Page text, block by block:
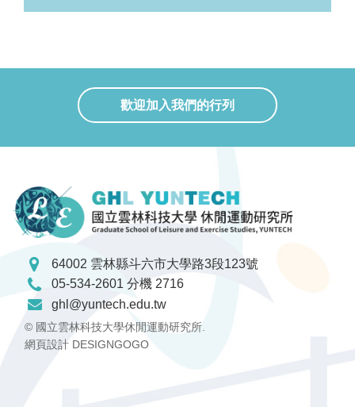
歡迎加入我們的行列
64002 雲林縣斗六市大學路3段123號
05-534-2601 分機 2716
ghl@yuntech.edu.tw
© 國立雲林科技大學休閒運動研究所.
網頁設計 DESIGNGOGO